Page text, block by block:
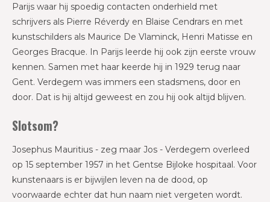
Parijs waar hij spoedig contacten onderhield met
schrijvers als Pierre Réverdy en Blaise Cendrars en met
kunstschilders als Maurice De Vlaminck, Henri Matisse en
Georges Bracque. In Parijs leerde hij ook zijn eerste vrouw
kennen. Samen met haar keerde hij in 1929 terug naar
Gent. Verdegem was immers een stadsmens, door en
door. Dat is hij altijd geweest en zou hij ook altijd blijven.
Slotsom?
Josephus Mauritius - zeg maar Jos - Verdegem overleed
op 15 september 1957 in het Gentse Bijloke hospitaal. Voor
kunstenaars is er bijwijlen leven na de dood, op
voorwaarde echter dat hun naam niet vergeten wordt.